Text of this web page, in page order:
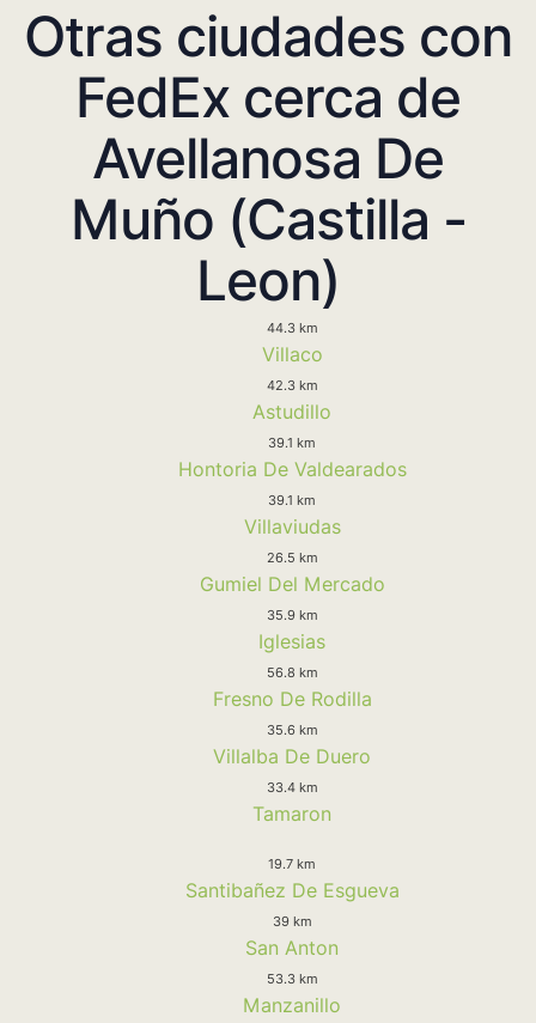
Otras ciudades con
FedEx cerca de
Avellanosa De
Muño (Castilla -
Leon)
44.3 km
Villaco
42.3 km
Astudillo
39.1 km
Hontoria De Valdearados
39.1 km
Villaviudas
26.5 km
Gumiel Del Mercado
35.9 km
Iglesias
56.8 km
Fresno De Rodilla
35.6 km
Villalba De Duero
33.4 km
Tamaron
19.7 km
Santibañez De Esgueva
39 km
San Anton
53.3 km
Manzanillo